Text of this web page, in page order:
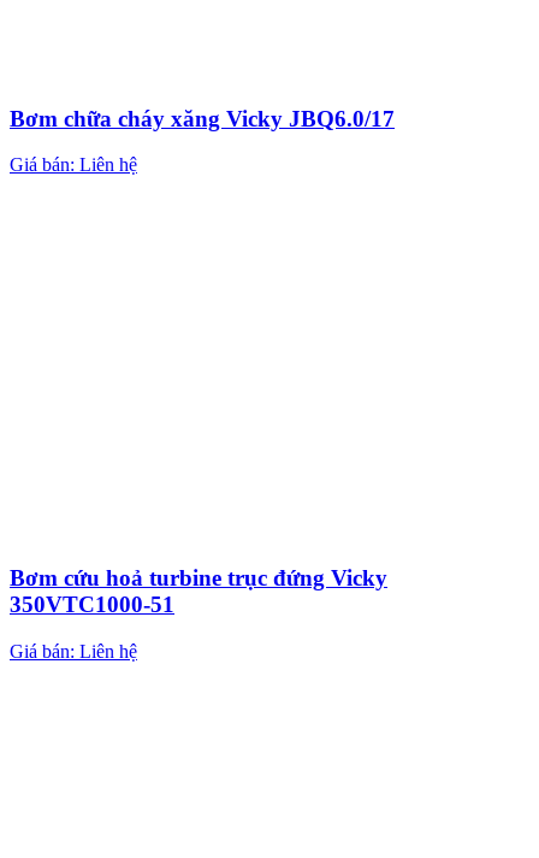
Bơm chữa cháy xăng Vicky JBQ6.0/17
Giá bán: Liên hệ
Bơm cứu hoả turbine trục đứng Vicky
350VTC1000-51
Giá bán: Liên hệ